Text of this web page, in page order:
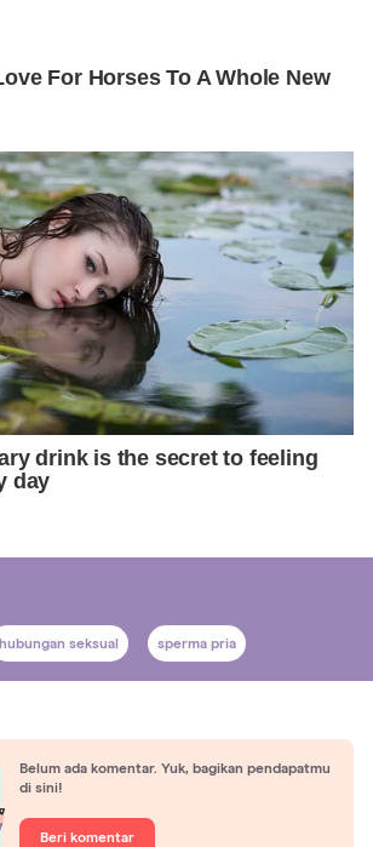
hubungan seksual sperma pria
Belum ada komentar. Yuk, bagikan pendapatmu
di sini!
Beri komentar